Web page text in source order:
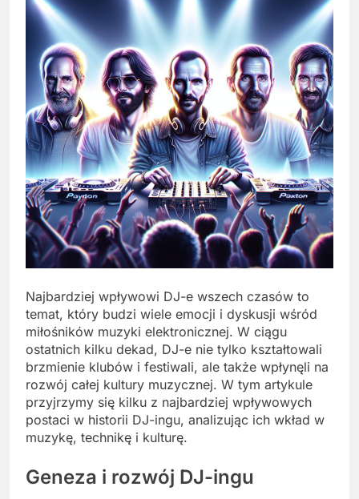
Najbardziej wpływowi DJ-e wszech czasów to
temat, który budzi wiele emocji i dyskusji wśród
miłośników muzyki elektronicznej. W ciągu
ostatnich kilku dekad, DJ-e nie tylko kształtowali
brzmienie klubów i festiwali, ale także wpłynęli na
rozwój całej kultury muzycznej. W tym artykule
przyjrzymy się kilku z najbardziej wpływowych
postaci w historii DJ-ingu, analizując ich wkład w
muzykę, technikę i kulturę.
Geneza i rozwój DJ-ingu